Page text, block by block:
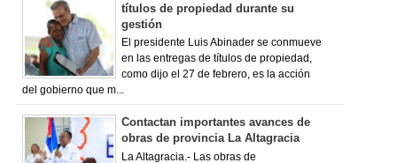
títulos de propiedad durante su
gestión
El presidente Luis Abinader se conmueve
en las entregas de títulos de propiedad,
como dijo el 27 de febrero, es la acción
del gobierno que m...
Contactan importantes avances de
obras de provincia La Altagracia
La Altagracia.- Las obras de